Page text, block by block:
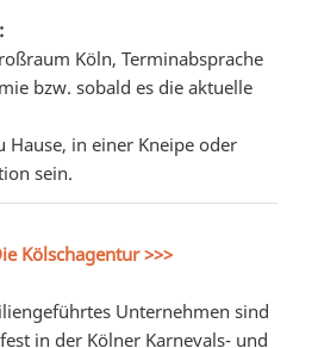
Köln, Terminabsprache
bzw. sobald es die aktuelle
Hause, in einer Kneipe oder
sein.
Kölschagentur >>>
Unternehmen sind
in der Kölner Karnevals- und